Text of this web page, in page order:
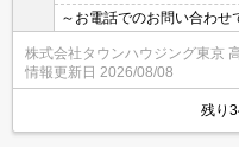
～お電話でのお問い合わせ
地域密着タウンハウジング
株式会社タウンハウジング東京
情報更新日 2026/08/08
残り